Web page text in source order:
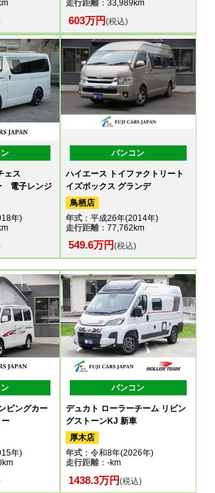
走行距離：33,989km
603万円(税込)
ェス
電子レンジ
年)
バンコン
ハイエース トイファクトリート
イズボックス グランデ
鳥栖店
年式：平成26年(2014年)
走行距離：77,762km
549.6万円(税込)
ピングカー
ー
年)
バンコン
デュカト ローラーチーム リビン
グストーンKJ 新車
厚木店
年式：令和8年(2026年)
走行距離：-km
1438.3万円(税込)